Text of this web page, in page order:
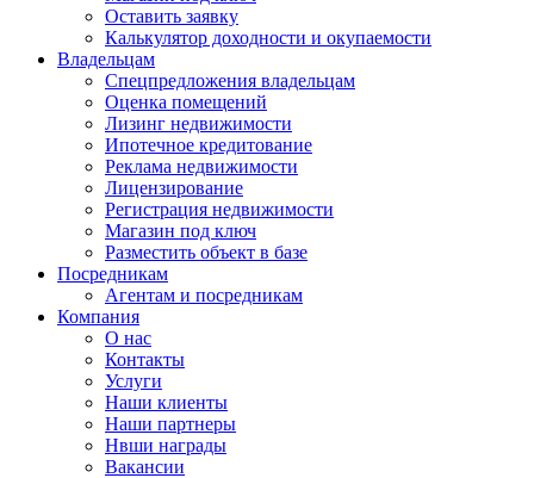
Оставить заявку
Калькулятор доходности и окупаемости
Владельцам
Спецпредложения владельцам
Оценка помещений
Лизинг недвижимости
Ипотечное кредитование
Реклама недвижимости
Лицензирование
Регистрация недвижимости
Магазин под ключ
Разместить объект в базе
Посредникам
Агентам и посредникам
Компания
О нас
Контакты
Услуги
Наши клиенты
Наши партнеры
Нвши награды
Вакансии